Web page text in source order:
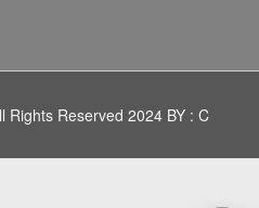
Rights Reserved 2024 BY : C